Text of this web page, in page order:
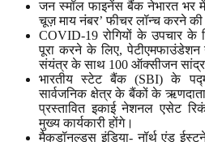
जन स्मॉल फाइनेंस बैंक नेभारत भर
चूज़ माय नंबर’ फीचर लॉन्च करने की
COVID-19 रोगियों के उपचार के
पूरा करने के लिए,
संयंत्र के साथ 100 ऑक्सीजन
भारतीय स्टेट बैंक (SBI) के
सार्वजनिक क्षेत्र के बैंकों के
प्रस्तावित इकाई नेशनल एसेट
मुख्य कार्यकारी होंगे।
मैकडॉनल्ड्स इंडिया- नॉर्थ एंड